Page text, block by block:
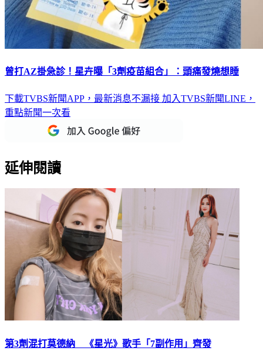
曾打AZ掛急診！星卉曝「3劑疫苗組合」：頭痛發燒想睡
下載TVBS新聞APP，最新消息不漏接 加入TVBS新聞LINE，
重點新聞一次看
延伸閱讀
第3劑混打莫德納 《星光》歌手「7副作用」齊發